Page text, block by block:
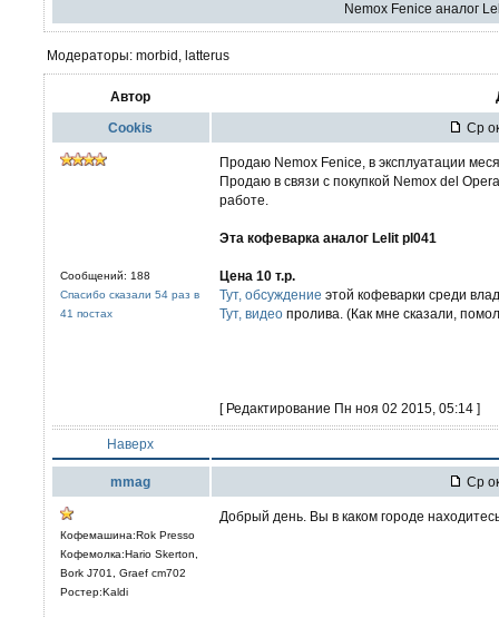
Nemox Fenice аналог
Модераторы: morbid, latterus
Автор
Cookis Ср
Сообщений: 188
Спасибо сказали 54 раз в
41 постах
Продаю Nemox Fenice, в эксплуатации
Продаю в связи с покупкой Nemox del
работе.
Эта кофеварка аналог Lelit pl041
Цена 10 т.р.
Тут, обсуждение этой кофеварки среди
Тут, видео пролива. (Как мне сказали,
[ Редактирование Пн ноя 02 2015, 05:14 ]
Наверх
mmag Ср
Кофемашина:Rok Presso
Кофемолка:Hario Skerton,
Bork J701, Graef cm702
Ростер:Kaldi
Добрый день. Вы в каком городе